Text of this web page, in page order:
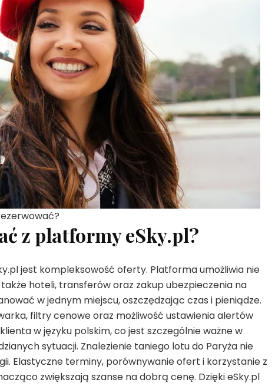
z platformy eSky.pl?
jest kompleksowość oferty. Platforma umożliwia nie
hoteli, transferów oraz zakup ubezpieczenia na
w jednym miejscu, oszczędzając czas i pieniądze.
filtry cenowe oraz możliwość ustawienia alertów
w języku polskim, co jest szczególnie ważne w
sytuacji. Znalezienie taniego lotu do Paryża nie
Elastyczne terminy, porównywanie ofert i korzystanie z
zwiększają szanse na dobrą cenę. Dzięki eSky.pl